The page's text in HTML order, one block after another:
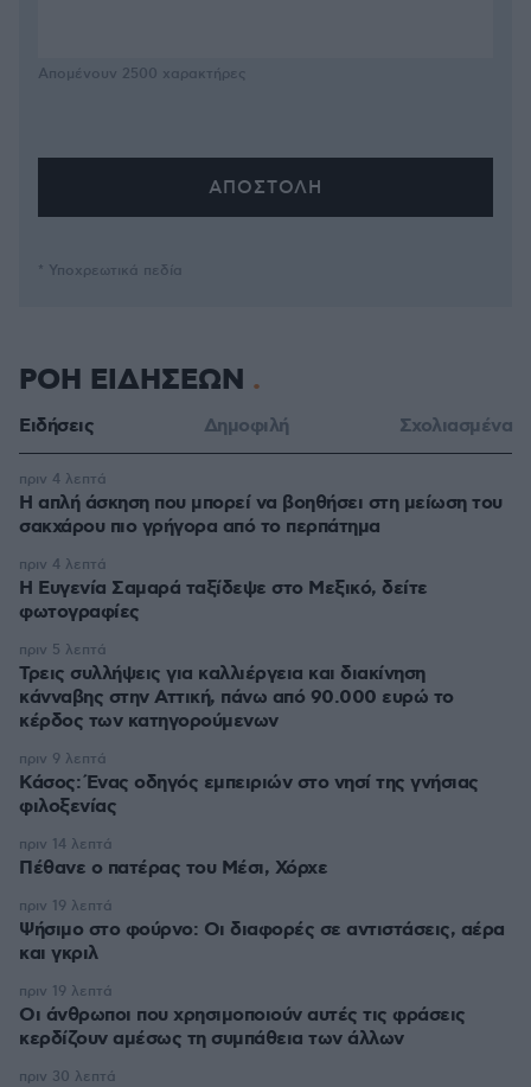
Απομένουν 2500 χαρακτήρες
* Υποχρεωτικά πεδία
ΡΟΗ ΕΙΔΗΣΕΩΝ
Ειδήσεις Δημοφιλή Σχολιασμένα
Η απλή άσκηση που μπορεί να βοηθήσει στη μείωση του
σακχάρου πιο γρήγορα από το περπάτημα
πριν 4 λεπτά
Η Ευγενία Σαμαρά ταξίδεψε στο Μεξικό, δείτε
φωτογραφίες
πριν 4 λεπτά
Τρεις συλλήψεις για καλλιέργεια και διακίνηση
κάνναβης στην Αττική, πάνω από 90.000 ευρώ το
κέρδος των κατηγορούμενων
πριν 5 λεπτά
Κάσος: Ένας οδηγός εμπειριών στο νησί της γνήσιας
φιλοξενίας
πριν 9 λεπτά
Πέθανε ο πατέρας του Μέσι, Χόρχε
πριν 14 λεπτά
Ψήσιμο στο φούρνο: Οι διαφορές σε αντιστάσεις, αέρα
και γκριλ
πριν 19 λεπτά
Οι άνθρωποι που χρησιμοποιούν αυτές τις φράσεις
κερδίζουν αμέσως τη συμπάθεια των άλλων
πριν 19 λεπτά
πριν 30 λεπτά